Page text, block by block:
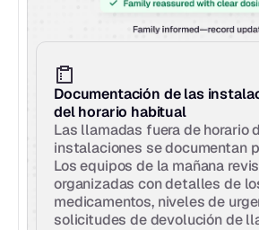
Documentación de las
del horario habitual
Las llamadas fuera de horario
instalaciones se documentan
Los equipos de la mañana
organizadas con detalles de
medicamentos, niveles de
solicitudes de devolución de